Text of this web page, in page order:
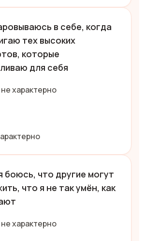
в себе, когда
тех высоких
которые
для себя
характерно
боюсь, что другие могут
что я не так умён, как
характерно